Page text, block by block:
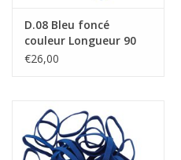
D.08 Bleu foncé
couleur Longueur 90
mm, Largeur 2 mm
€26,00